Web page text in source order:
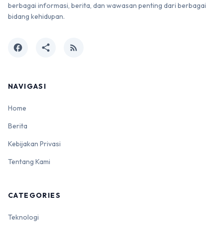
berbagai informasi, berita, dan wawasan penting dari berbagai
bidang kehidupan.
facebook share rss_feed
NAVIGASI
Home
Berita
Kebijakan Privasi
Tentang Kami
CATEGORIES
Teknologi